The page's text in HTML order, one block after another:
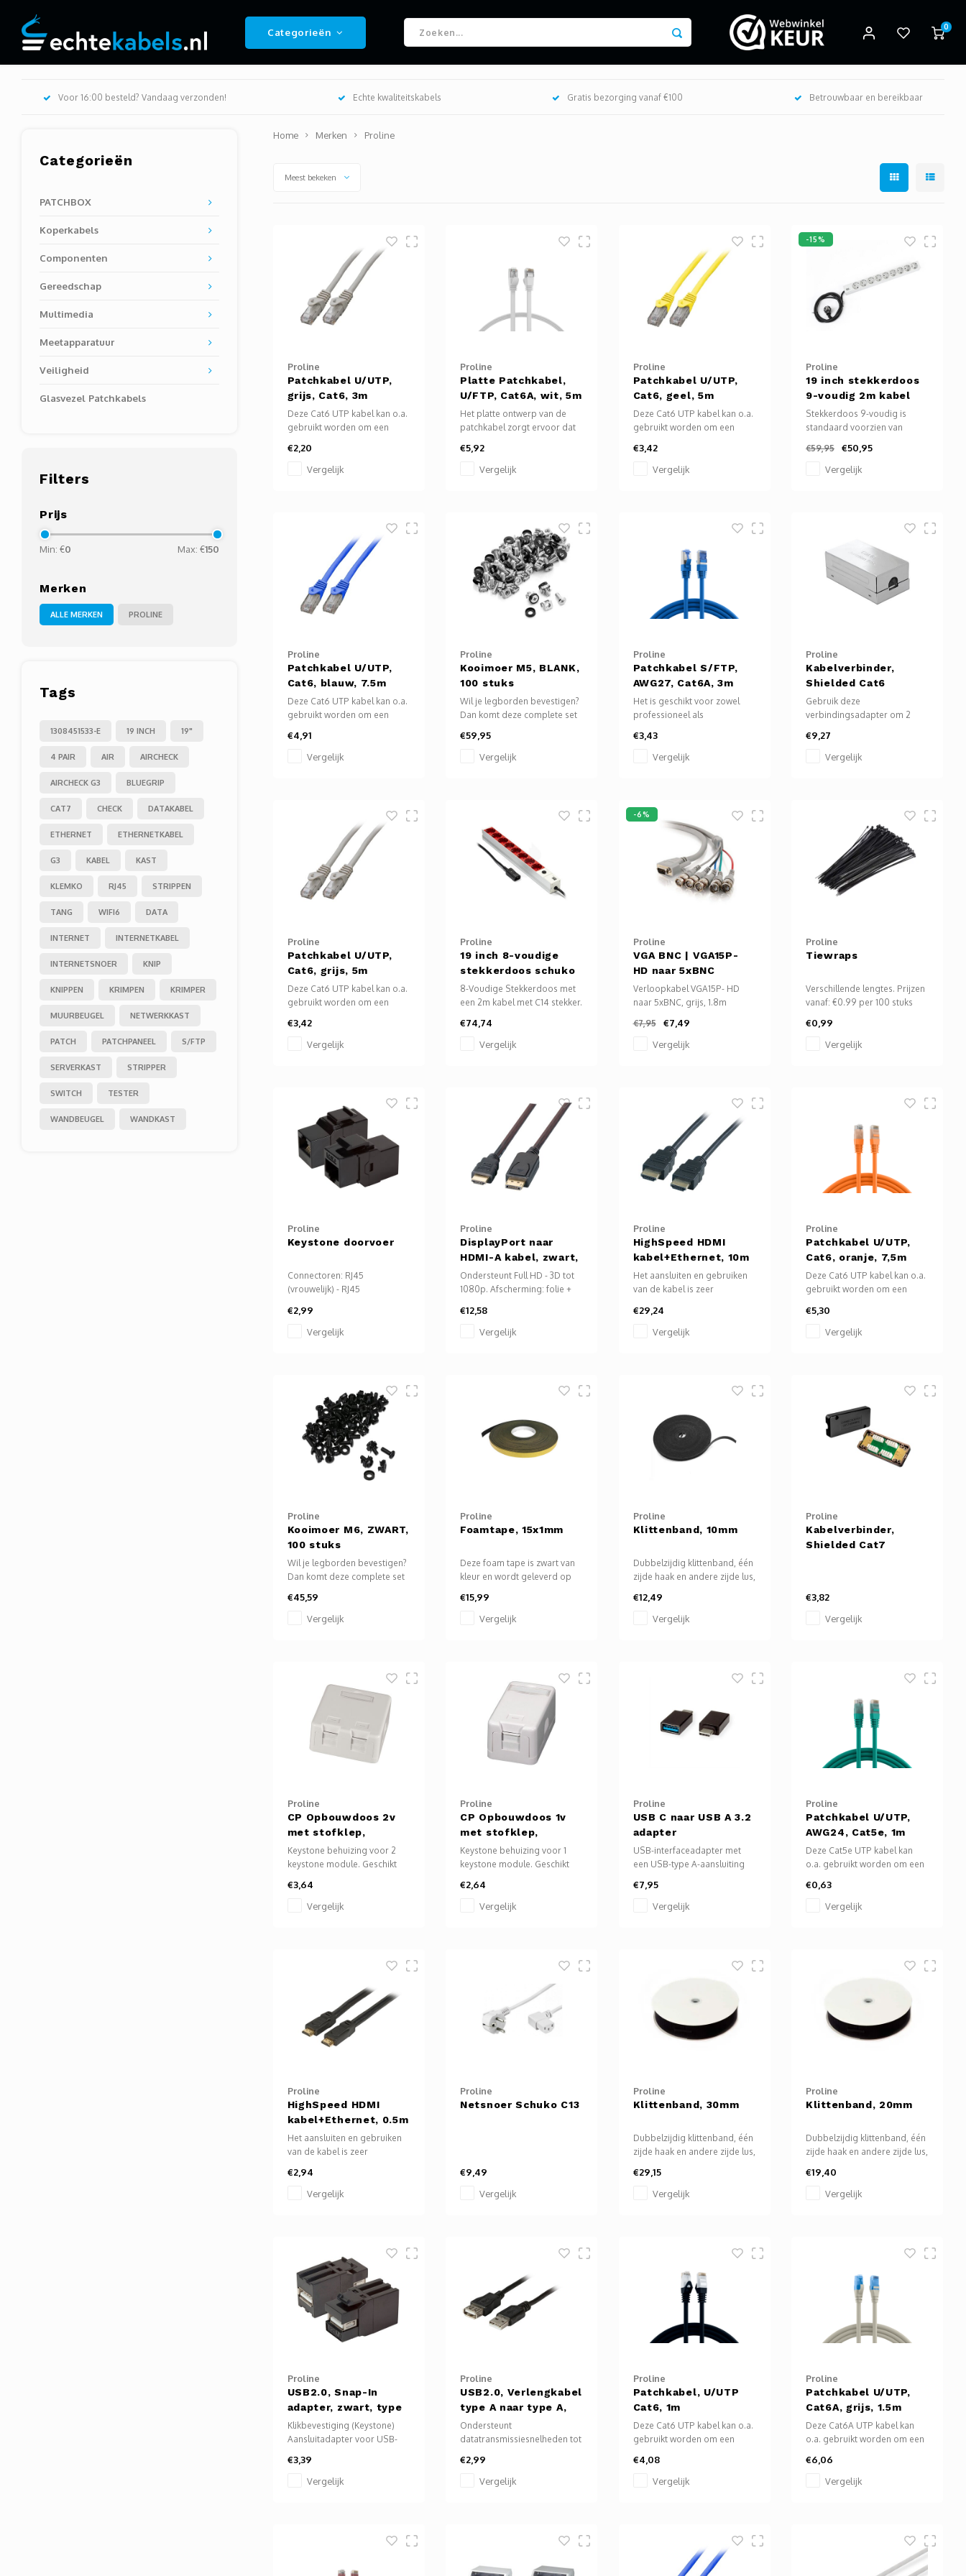
Categorieën 0
Voor 16:00 besteld? Vandaag verzonden! Echte kwaliteitskabels Gratis bezorging vanaf €100 Betrouwbaar en bereikbaar
Categorieën
PATCHBOX
Koperkabels
Componenten
Gereedschap
Multimedia
Meetapparatuur
Veiligheid
Glasvezel Patchkabels
Filters
Prijs
Min: €0 Max: €150
Merken
ALLE MERKEN PROLINE
Tags
1308451533-E 19 INCH 19"
4 PAIR AIR AIRCHECK
AIRCHECK G3 BLUEGRIP
CAT7 CHECK DATAKABEL
ETHERNET ETHERNETKABEL
G3 KABEL KAST
KLEMKO RJ45 STRIPPEN
TANG WIFI6 DATA
INTERNET INTERNETKABEL
INTERNETSNOER KNIP
KNIPPEN KRIMPEN KRIMPER
MUURBEUGEL NETWERKKAST
PATCH PATCHPANEEL S/FTP
SERVERKAST STRIPPER
SWITCH TESTER
WANDBEUGEL WANDKAST
Home Merken Proline
Meest bekeken
Proline
Patchkabel U/UTP,
grijs, Cat6, 3m
Deze Cat6 UTP kabel kan o.a.
gebruikt worden om een
mediaplayer, bluray speler
enz. te verbinden met het
€2,20
Vergelijk
Proline
Platte Patchkabel,
U/FTP, Cat6A, wit, 5m
Het platte ontwerp van de
patchkabel zorgt ervoor dat
installeren is, vooral in krappe
ruimtes. Het platte ontwerp
installatie overzichtelijker
€5,92
Vergelijk
Proline
Patchkabel U/UTP,
Cat6, geel, 5m
Deze Cat6 UTP kabel kan o.a.
gebruikt worden om een
mediaplayer, bluray speler
enz. te verbinden met het
€3,42
Vergelijk
-15%
Proline
19 inch stekkerdoos
9-voudig 2m kabel
Stekkerdoos 9-voudig is
standaard voorzien van
stekkerdoos is geschikt voor
19 inch serverracks, maar kan
€59,95 €50,95
Vergelijk
Proline
Patchkabel U/UTP,
Cat6, blauw, 7.5m
Deze Cat6 UTP kabel kan o.a.
gebruikt worden om een
mediaplayer, bluray speler
enz. te verbinden met het
€4,91
Vergelijk
Proline
Kooimoer M5, BLANK,
100 stuks
Wil je legborden bevestigen?
Dan komt deze complete set
pas. Ook als je frontpanelen,
verdeelpanelen of andere
zijn M5 kooimoeren zeer
€59,95
Vergelijk
Proline
Patchkabel S/FTP,
AWG27, Cat6A, 3m
Het is geschikt voor zowel
professioneel als
€3,43
Vergelijk
Proline
Kabelverbinder,
Shielded Cat6
Gebruik deze
verbindingsadapter om 2
koppelen. Hierdoor kunt u
een grotere afstand
€9,27
Vergelijk
Proline
Patchkabel U/UTP,
Cat6, grijs, 5m
Deze Cat6 UTP kabel kan o.a.
gebruikt worden om een
mediaplayer, bluray speler
enz. te verbinden met het
€3,42
Vergelijk
Proline
19 inch 8-voudige
stekkerdoos schuko
- C14 stekker Zwart
2m
8-Voudige Stekkerdoos met
een 2m kabel met C14 stekker.
De schuko stopcontacten op
de verdeeldoos zijn 45
sluiten. Ook geschikt in een 19
inch patchkast te monteren.
€74,74
Vergelijk
-6%
Proline
VGA BNC | VGA15P-
HD naar 5xBNC
Verloopkabel VGA15P- HD
naar 5xBNC, grijs, 1.8m
VGA naar 5x BNC kabel:
Bedoeld om een apparaat
€7,95 €7,49
Vergelijk
Proline
Tiewraps
Verschillende lengtes. Prijzen
vanaf: €0.99 per 100 stuks
bundel of bevestig je in een
handomdraai producten en
gemaakt van stevig, slijtvast
€0,99
Vergelijk
Proline
Keystone doorvoer
Connectoren: RJ45
(vrouwelijk) - RJ45
10/100/1000 Mbit/s) / 250
MHz. UTP (Unshielded
systeem (19,2 x 14,9 mm).
€2,99
Vergelijk
Proline
DisplayPort naar
HDMI-A kabel, zwart,
2m
Ondersteunt Full HD - 3D tot
1080p. Afscherming: folie +
koper. Mantel: PVC. Stekkers
en contacten verguld, HDMI-
€12,58
Vergelijk
Proline
HighSpeed HDMI
kabel+Ethernet, 10m
Het aansluiten en gebruiken
van de kabel is zeer
een HDMI stekker aan op het
apparaat waarmee je een
bijvoorbeeld een televisie,
€29,24
Vergelijk
Proline
Patchkabel U/UTP,
Cat6, oranje, 7,5m
Deze Cat6 UTP kabel kan o.a.
gebruikt worden om een
mediaplayer, bluray speler
enz. te verbinden met het
€5,30
Vergelijk
Proline
Kooimoer M6, ZWART,
100 stuks
Wil je legborden bevestigen?
Dan komt deze complete set
pas. Ook als je frontpanelen,
verdeelpanelen of andere
zijn M6 kooimoeren zeer
€45,59
Vergelijk
Proline
Foamtape, 15x1mm
Deze foam tape is zwart van
kleur en wordt geleverd op
wordt gebruikt voor het
bevestigen van kabels.
€15,99
Vergelijk
Proline
Klittenband, 10mm
Dubbelzijdig klittenband, één
zijde haak en andere zijde lus,
€12,49
Vergelijk
Proline
Kabelverbinder,
Shielded Cat7
€3,82
Vergelijk
Proline
CP Opbouwdoos 2v
met stofklep,
Ral9010, wit
Keystone behuizing voor 2
keystone module. Geschikt
aansluitingen. Te bevestigen
aan muur en desktop.
€3,64
Vergelijk
Proline
CP Opbouwdoos 1v
met stofklep,
Ral9010, wit
Keystone behuizing voor 1
keystone module. Geschikt
aansluitingen. Te bevestigen
aan muur en desktop.
€2,64
Vergelijk
Proline
USB C naar USB A 3.2
adapter
USB-interfaceadapter met
een USB-type A-aansluiting
Voor het aansluiten van
apparaten met een USB A-
(Tablet/Smartphone) met
€7,95
Vergelijk
Proline
Patchkabel U/UTP,
AWG24, Cat5e, 1m
Deze Cat5e UTP kabel kan
o.a. gebruikt worden om een
mediaplayer, bluray speler
enz. te verbinden met het
€0,63
Vergelijk
Proline
HighSpeed HDMI
kabel+Ethernet, 0.5m
Het aansluiten en gebruiken
van de kabel is zeer
een HDMI stekker aan op het
apparaat waarmee je een
bijvoorbeeld een televisie,
monitor of projector.
€2,94
Vergelijk
Proline
Netsnoer Schuko C13
€9,49
Vergelijk
Proline
Klittenband, 30mm
Dubbelzijdig klittenband, één
zijde haak en andere zijde lus,
€29,15
Vergelijk
Proline
Klittenband, 20mm
Dubbelzijdig klittenband, één
zijde haak en andere zijde lus,
€19,40
Vergelijk
Proline
USB2.0, Snap-In
adapter, zwart, type
A/type A
Klikbevestiging (Keystone)
Aansluitadapter voor USB-
Type A Inbouwdiepte: 32 mm
Kunststof behuizing Inklikveer:
€3,39
Vergelijk
Proline
USB2.0, Verlengkabel
type A naar type A,
zwart, 3m
Ondersteunt
datatransmissiesnelheden tot
AWG28 / AWG24.
Afgeschermd: folie +
€2,99
Vergelijk
Proline
Patchkabel, U/UTP
Cat6, 1m
Deze Cat6 UTP kabel kan o.a.
gebruikt worden om een
mediaplayer, bluray speler
enz. te verbinden met het
€4,08
Vergelijk
Proline
Patchkabel U/UTP,
Cat6A, grijs, 1.5m
Deze Cat6A UTP kabel kan
o.a. gebruikt worden om een
mediaplayer, bluray speler
enz. te verbinden met het
€6,06
Vergelijk